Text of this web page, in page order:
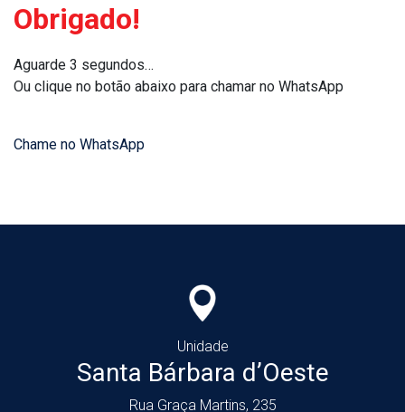
Obrigado!
Aguarde 3 segundos…
Ou clique no botão abaixo para chamar no WhatsApp
Chame no WhatsApp
Unidade
Santa Bárbara d’Oeste
Rua Graça Martins, 235